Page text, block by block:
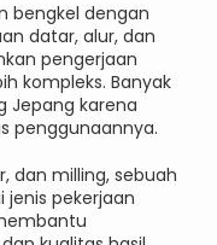
bengkel dengan
datar, alur, dan
pengerjaan
kompleks. Banyak
Jepang karena
penggunaannya.
dan milling, sebuah
pekerjaan